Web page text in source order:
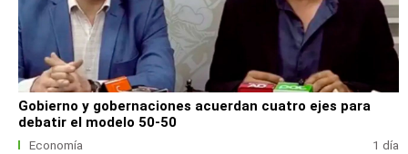
Gobierno y gobernaciones acuerdan cuatro ejes para
debatir el modelo 50-50
Economía 1 día